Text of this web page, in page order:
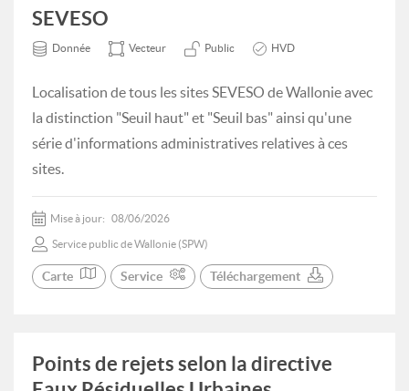
SEVESO
Donnée Vecteur Public HVD
Localisation de tous les sites SEVESO de Wallonie avec
la distinction "Seuil haut" et "Seuil bas" ainsi qu'une
série d'informations administratives relatives à ces
sites.
Mise à jour: 08/06/2026
Service public de Wallonie (SPW)
Carte Service Téléchargement
Points de rejets selon la directive